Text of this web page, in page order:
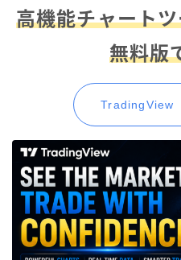
高機能チャート
無料版
TradingView